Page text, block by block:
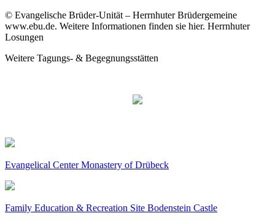
© Evangelische Brüder-Unität – Herrnhuter Brüdergemeine
www.ebu.de. Weitere Informationen finden sie hier. Herrnhuter
Losungen
Weitere Tagungs- & Begegnungsstätten
Evangelical Center Monastery of Drübeck
Family Education & Recreation Site Bodenstein Castle